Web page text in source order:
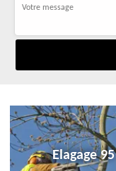
Elagage 95